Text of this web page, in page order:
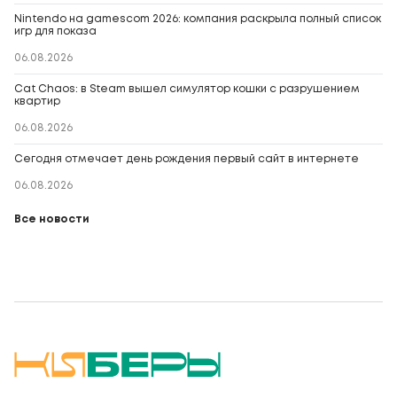
Nintendo на gamescom 2026: компания раскрыла полный список
игр для показа
06.08.2026
Cat Chaos: в Steam вышел симулятор кошки с разрушением
квартир
06.08.2026
Сегодня отмечает день рождения первый сайт в интернете
06.08.2026
Все новости